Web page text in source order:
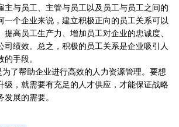
主与员工、主管与员工以及员工与员工之间的
一个企业来说，建立积极正向的员工关系可以
高员工生产力、增加员工对企业的忠诚度、
司绩效。总之，积极的员工关系是企业吸引人
手段。
为了帮助企业进行高效的人力资源管理。要想
级，就需要有充足的人才供应，才能保证战略
展的需要。